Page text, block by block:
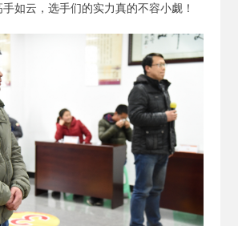
如云，选手们的实力真的不容小觑！